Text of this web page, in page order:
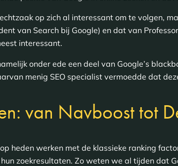
op zich al interessant om te volgen,
van Search bij Google) en dat van
interessant.
onder ede een deel van Google’s
menig SEO specialist vermoedde dat
van Navboost tot
heden werken met de klassieke ranking
zoekresultaten. Zo weten we al tijden dat